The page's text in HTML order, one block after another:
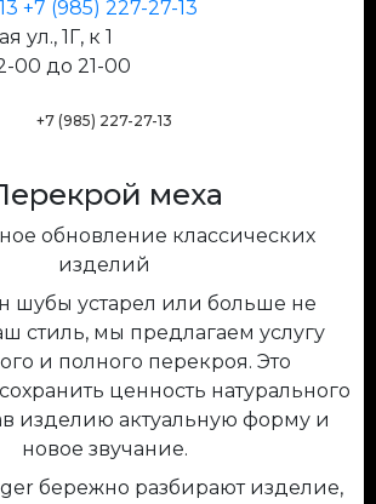
+7 (985) 227-27-13
ул., 1Г, к 1
00 до 21-00
+7 (985) 227-27-13
меха
обновление классических
изделий
шубы устарел или больше не
стиль, мы предлагаем услугу
и полного перекроя. Это
ценность натурального
изделию актуальную форму и
новое звучание.
бережно разбирают изделие,